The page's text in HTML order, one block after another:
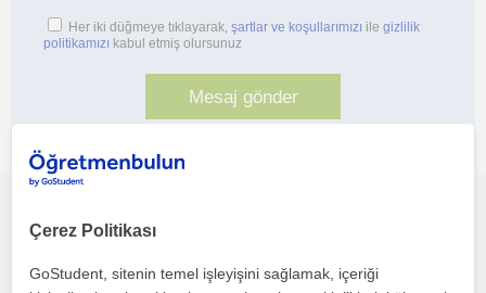
Her iki düğmeye tıklayarak, şartlar ve koşullarımızı ile gizlilik
politikamızı kabul etmiş olursunuz
Bu profili paylaş veya e-posta ile gönder
Çerez Politikası
GoStudent, sitenin temel işleyişini sağlamak, içeriği